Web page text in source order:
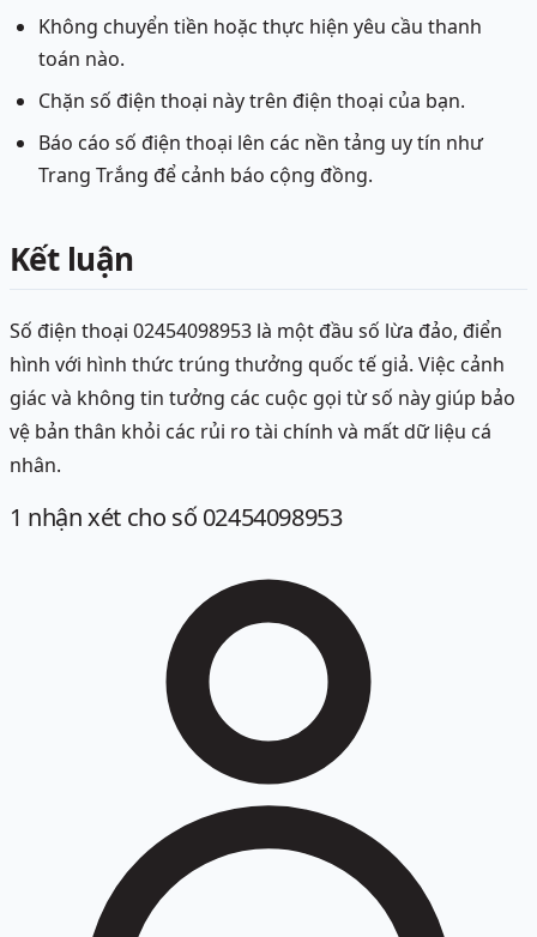
Không chuyển tiền hoặc thực hiện yêu cầu thanh
toán nào.
Chặn số điện thoại này trên điện thoại của bạn.
Báo cáo số điện thoại lên các nền tảng uy tín như
Trang Trắng để cảnh báo cộng đồng.
Kết luận
Số điện thoại 02454098953 là một đầu số lừa đảo, điển
hình với hình thức trúng thưởng quốc tế giả. Việc cảnh
giác và không tin tưởng các cuộc gọi từ số này giúp bảo
vệ bản thân khỏi các rủi ro tài chính và mất dữ liệu cá
nhân.
1 nhận xét cho số 02454098953